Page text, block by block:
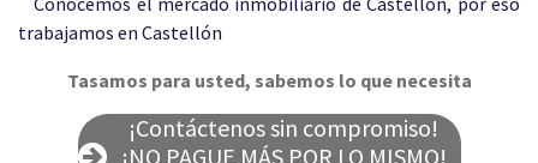
trabajamos en Castellón
Tasamos para usted, sabemos lo que necesita
¡Contáctenos sin compromiso!
¡NO PAGUE MÁS POR LO MISMO!